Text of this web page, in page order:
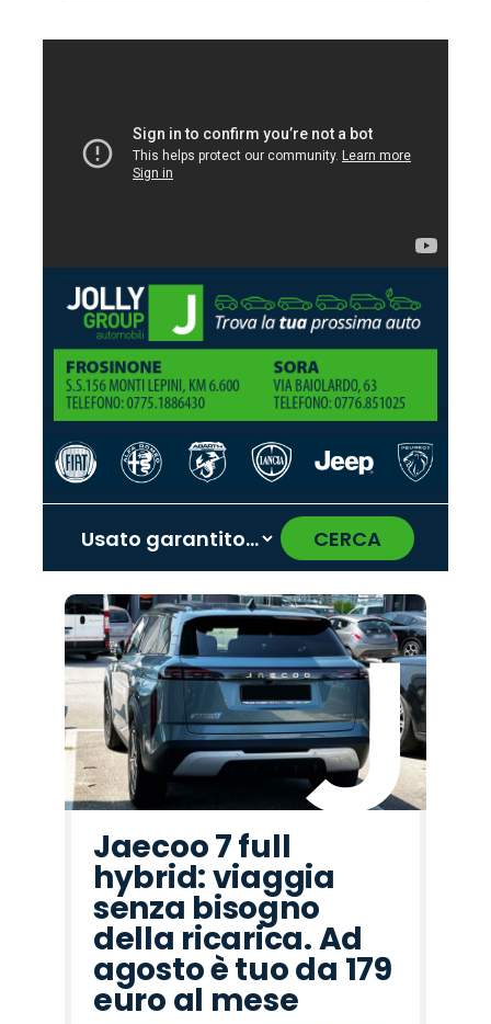
CERCA
Promo
Abarth
Promo
Jaecoo
Promo
Jeep
Promo
Seat
Promo
Mazda
Promo
Omoda
Promo
Hyundai
Promo
Lancia
Promo
Opel
Promo
Cupra
Promo
Fiat
Promo
Land
Rover
Promo
Alfa
Romeo
Promo
Citroën
Promo
Peugeot
‹ ›
Jaecoo 7 full
hybrid: viaggia
senza bisogno
della ricarica. Ad
agosto è tuo da 179
euro al mese